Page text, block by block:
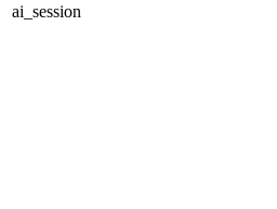
ai_session